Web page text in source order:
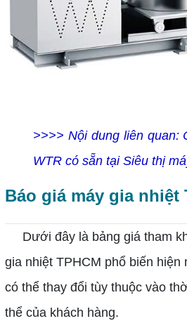
>>>> Nội dung liên quan:
WTR có sẵn tại Siêu thị
Báo giá máy gia nhiệt
Dưới đây là bảng giá tham
gia nhiệt TPHCM phổ biến hiện
có thể thay đổi tùy thuộc vào
thể của khách hàng.